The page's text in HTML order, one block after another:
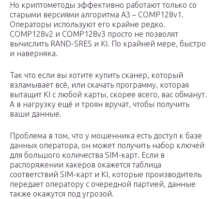
Но криптометоды эффективно работают только со
старыми версиями алгоритма A3 – COMP128v1.
Операторы используют его крайне редко.
COMP128v2 и COMP128v3 просто не позволят
вычислить RAND-SRES и KI. По крайней мере, быстро
и наверняка.
Так что если вы хотите купить сканер, который
взламывает всё, или скачать программу, которая
вытащит KI с любой карты, скорее всего, вас обманут.
А в нагрузку ещё и троян вручат, чтобы получить
ваши данные.
Проблема в том, что у мошенника есть доступ к базе
данных оператора, он может получить набор ключей
для большого количества SIM-карт. Если в
распоряжении хакеров окажется таблица
соответствий SIM-карт и KI, которые производитель
передает оператору с очередной партией, данные
также окажутся под угрозой.